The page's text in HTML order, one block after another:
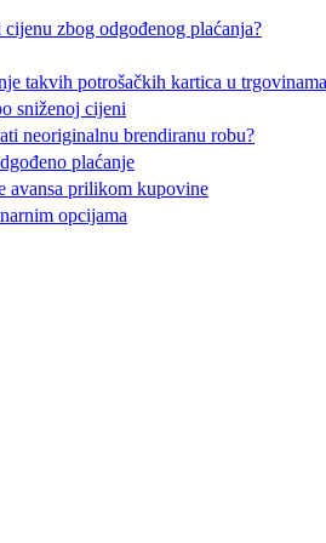
zbog odgođenog plaćanja?
takvih potrošačkih kartica u
sniženoj cijeni
neoriginalnu brendiranu robu?
plaćanje
avansa prilikom kupovine
opcijama